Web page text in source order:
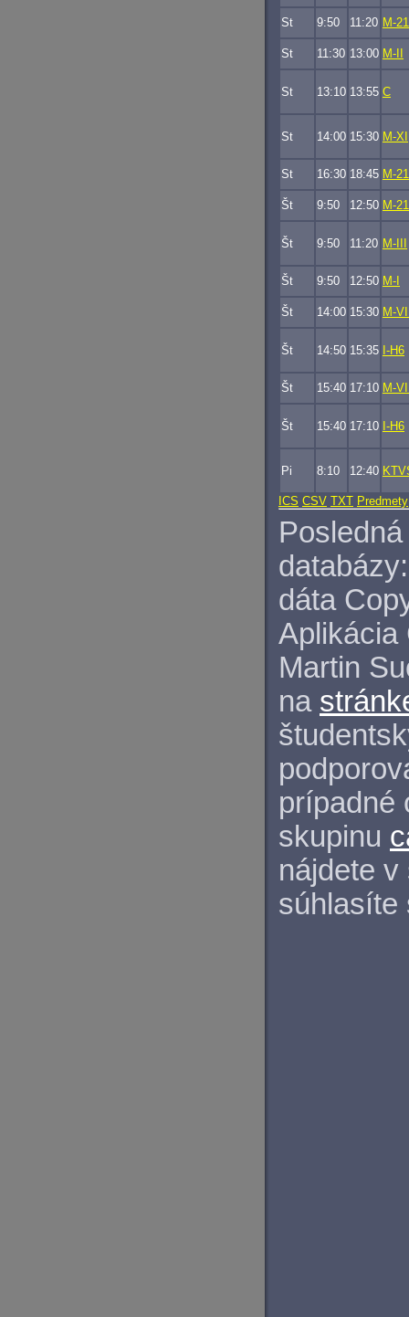
St 9:50 11:20 M-
St 11:30 13:00 M-II
St 13:10 13:55 C
St 14:00 15:30 M-XI
St 16:30 18:45 M-
Št 9:50 12:50 M-
Št 9:50 11:20 M-III
Št 9:50 12:50 M-I
Št 14:00 15:30 M-
Št 14:50 15:35 I-H6
Št 15:40 17:10 M-
Št 15:40 17:10 I-H6
Pi 8:10 12:40
ICS CSV TXT Predmety
databázy:
dáta
Aplikácia
Martin
na
prípadné
skupinu
nájdete